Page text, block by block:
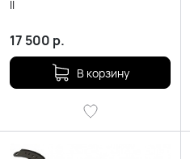
II
17 500 р.
В корзину